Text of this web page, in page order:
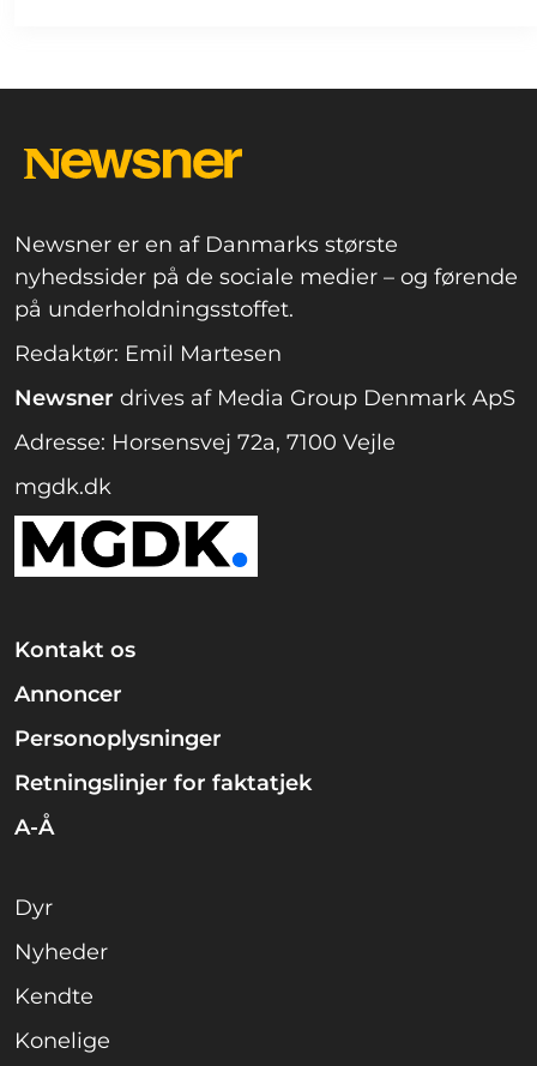
Newsner er en af Danmarks største
nyhedssider på de sociale medier – og førende
på underholdningsstoffet.
Redaktør: Emil Martesen
Newsner drives af Media Group Denmark ApS
Adresse: Horsensvej 72a, 7100 Vejle
mgdk.dk
Kontakt os
Annoncer
Personoplysninger
Retningslinjer for faktatjek
A-Å
Dyr
Nyheder
Kendte
Konelige